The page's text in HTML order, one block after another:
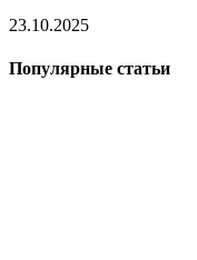
23.10.2025
Популярные статьи